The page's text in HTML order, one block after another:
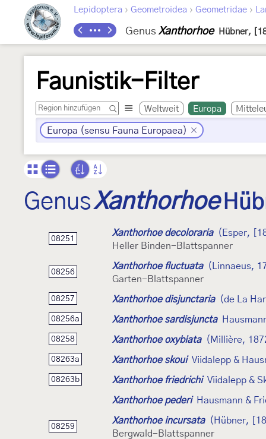
Lepidoptera › Geometroidea › Geometridae ›
Genus Xanthorhoe Hübner,
Faunistik-Filter
Weltweit Europa
Europa (sensu Fauna Europaea)
GenusXanthorhoe
08251
Xanthorhoe decoloraria
(Esper,
Heller Binden-Blattspanner
08256
Xanthorhoe fluctuata
(Linnaeus,
Garten-Blattspanner
08257 Xanthorhoe disjunctaria (de La
08256a Xanthorhoe sardisjuncta
08258 Xanthorhoe oxybiata (Millière,
08263a Xanthorhoe skoui Viidalepp &
08263b Xanthorhoe friedrichi Viidalepp &
Xanthorhoe pederi Hausmann &
08259
Xanthorhoe incursata
(Hübner,
Bergwald-Blattspanner